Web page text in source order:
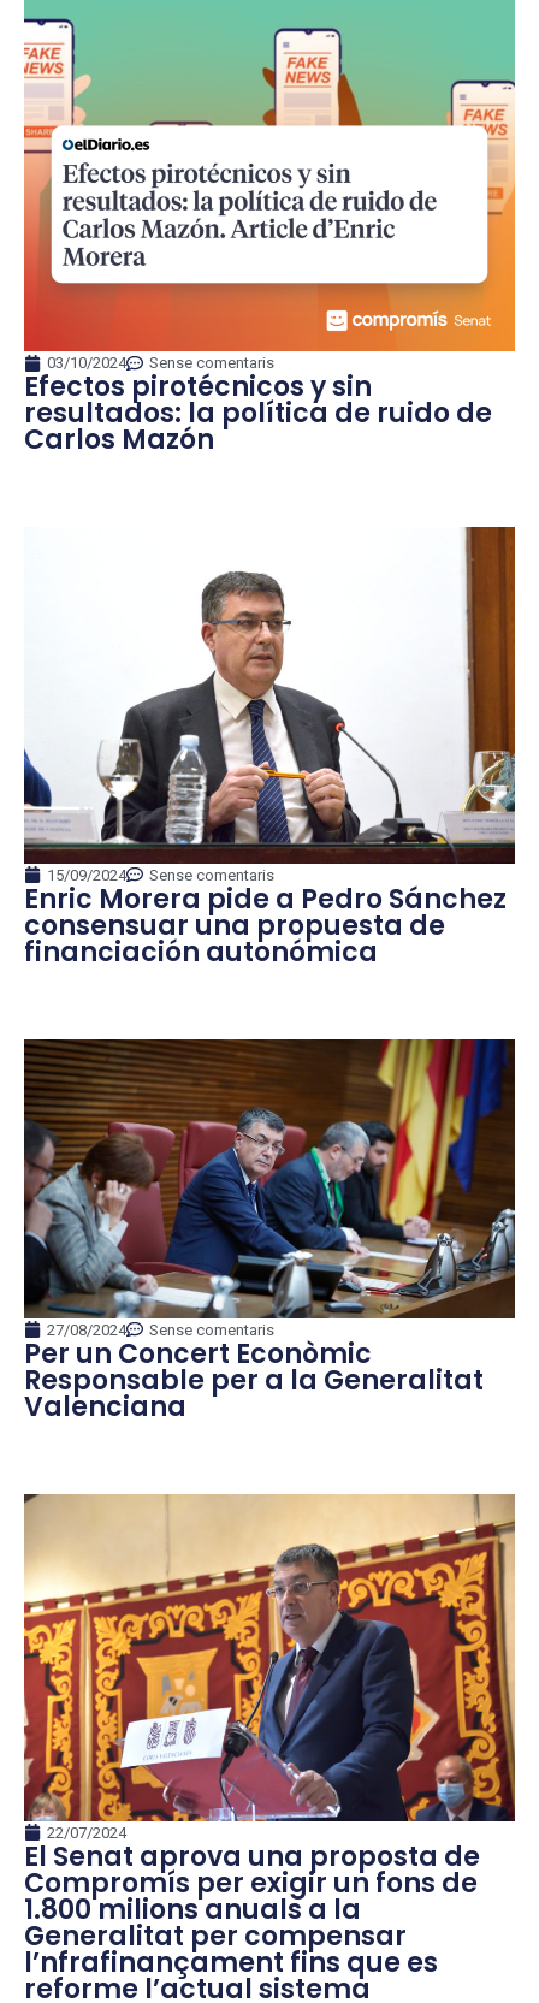
03/10/2024 Sense comentaris
Efectos pirotécnicos y sin
resultados: la política de ruido de
Carlos Mazón
15/09/2024 Sense comentaris
Enric Morera pide a Pedro Sánchez
consensuar una propuesta de
financiación autonómica
27/08/2024 Sense comentaris
Per un Concert Econòmic
Responsable per a la Generalitat
Valenciana
22/07/2024
El Senat aprova una proposta de
Compromís per exigir un fons de
1.800 milions anuals a la
Generalitat per compensar
l’nfrafinançament fins que es
reforme l’actual sistema